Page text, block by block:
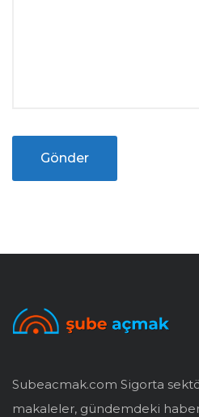
Subeacmak.com Sigorta
makaleler, gündemdeki